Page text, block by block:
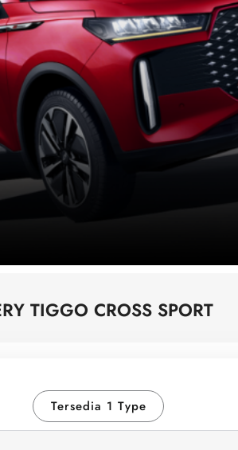
TIGGO CROSS SPORT
Tersedia 1 Type